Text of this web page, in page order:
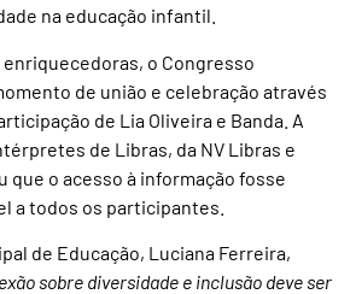
na educação infantil.
o Congresso
de união e celebração através
de Lia Oliveira e Banda. A
de Libras, da NV Libras e
que o acesso à informação fosse
a todos os participantes.
de Educação, Luciana Ferreira,
sobre diversidade e inclusão deve ser